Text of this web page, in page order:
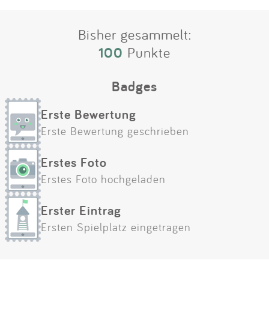
Bisher gesammelt:
100 Punkte
Badges
Erste Bewertung
Erste Bewertung geschrieben
Erstes Foto
Erstes Foto hochgeladen
Erster Eintrag
Ersten Spielplatz eingetragen